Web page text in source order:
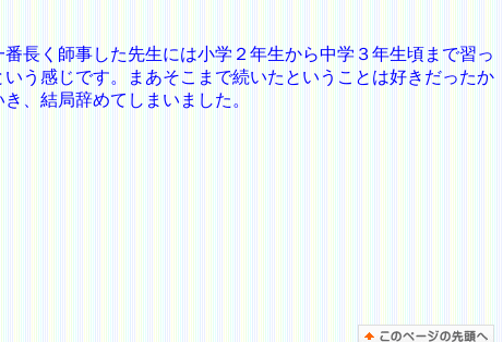
長く師事した先生には小学２年生から中学３年生頃まで習っ
う感じです。まあそこまで続いたということは好きだったか
、結局辞めてしまいました。